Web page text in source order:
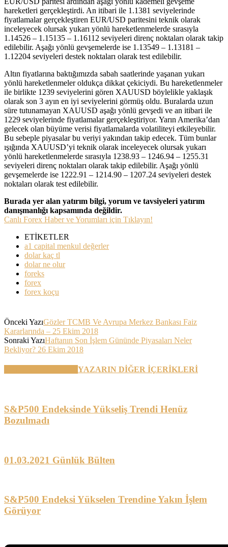
hareketleri gerçekleştirdi. An itibari ile 1.1381 seviyelerinde
fiyatlamalar gerçekleştiren EUR/USD paritesini teknik olarak
inceleyecek olursak yukarı yönlü hareketlenmelerde sırasıyla
1.14526 – 1.15135 – 1.16112 seviyeleri direnç noktaları olarak takip
edilebilir. Aşağı yönlü gevşemelerde ise 1.13549 – 1.13181 –
1.12204 seviyeleri destek noktaları olarak test edilebilir.
Altın fiyatlarına baktığımızda sabah saatlerinde yaşanan yukarı
yönlü hareketlenmeler oldukça dikkat çekiciydi. Bu hareketlenmeler
ile birlikte 1239 seviyelerini gören XAUUSD böylelikle yaklaşık
olarak son 3 ayın en iyi seviyelerini görmüş oldu. Buralarda uzun
süre tutunamayan XAUUSD aşağı yönlü gevşedi ve an itibari ile
1229 seviyelerinde fiyatlamalar gerçekleştiriyor. Yarın Amerika’dan
gelecek olan büyüme verisi fiyatlamalarda volatiliteyi etkileyebilir.
Bu sebeple piyasalar bu veriyi yakından takip edecek. Tüm bunlar
ışığında XAUUSD’yi teknik olarak inceleyecek olursak yukarı
yönlü hareketlenmelerde sırasıyla 1238.93 – 1246.94 – 1255.31
seviyeleri direnç noktaları olarak takip edilebilir. Aşağı yönlü
gevşemelerde ise 1222.91 – 1214.90 – 1207.24 seviyeleri destek
noktaları olarak test edilebilir.
Burada yer alan yatırım bilgi, yorum ve tavsiyeleri yatırım
danışmanlığı kapsamında değildir.
Canlı Forex Haber ve Yorumları için Tıklayın!
ETİKETLER
a1 capital menkul değerler
dolar kaç tl
dolar ne olur
foreks
forex
forex koçu
Önceki YazıGözler TCMB Ve Avrupa Merkez Bankası Faiz
Kararlarında – 25 Ekim 2018
Sonraki YazıHaftanın Son İşlem Gününde Piyasaları Neler
Bekliyor? 26 Ekim 2018
YAZARIN DİĞER İÇERİKLERİ
S&P500 Endeksinde Yükseliş Trendi Henüz
Bozulmadı
01.03.2021 Günlük Bülten
S&P500 Endeksi Yükselen Trendine Yakın İşlem
Görüyor